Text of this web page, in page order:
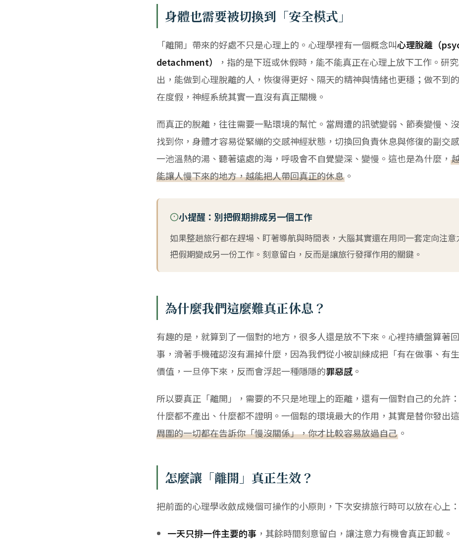
身體也需要被切換到「安全模式」
「離開」帶來的好處不只是心理上的。心理學裡有一個概念叫心理脫離（
detachment）
，指的是下班或休假時，能不能真正在心理上放下工作。研
出，能做到心理脫離的人，恢復得更好、隔天的精神與情緒也更穩；做不到
在度假，神經系統其實一直沒有真正關機。
而真正的脫離，往往需要一點環境的幫忙。當周遭的訊號變弱、節奏變慢、
找到你，身體才容易從緊繃的交感神經狀態，切換回負責休息與修復的副交
一池溫熱的湯、聽著遠處的海，呼吸會不自覺變深、變慢。這也是為什麼，
能讓人慢下來的地方，越能把人帶回真正的休息 。
小提醒：別把假期排成另一個工作
如果整趟旅行都在趕場、盯著導航與時間表，大腦其實還在用同一套定向注意
把假期變成另一份工作。刻意留白，反而是讓旅行發揮作用的關鍵。
為什麼我們這麼難真正休息？
有趣的是，就算到了一個對的地方，很多人還是放不下來。心裡持續盤算著
事，滑著手機確認沒有漏掉什麼，因為我們從小被訓練成把「有在做事、有
價值，一旦停下來，反而會浮起一種隱隱的罪惡感 。
所以要真正「離開」，需要的不只是地理上的距離，還有一個對自己的允許
什麼都不產出、什麼都不證明。一個鬆的環境最大的作用，其實是替你發出
周圍的一切都在告訴你「慢沒關係」，你才比較容易放過自己 。
怎麼讓「離開」真正生效？
把前面的心理學收斂成幾個可操作的小原則，下次安排旅行時可以放在心上：
一天只排一件主要的事 ，其餘時間刻意留白，讓注意力有機會真正卸載。